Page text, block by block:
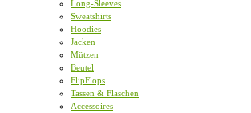
Long-Sleeves
Sweatshirts
Hoodies
Jacken
Mützen
Beutel
FlipFlops
Tassen & Flaschen
Accessoires